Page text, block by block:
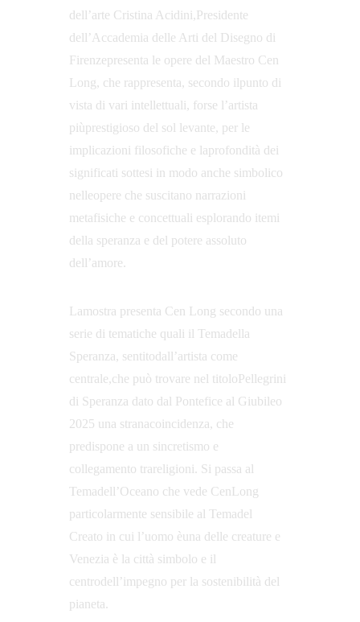
dell’arte Cristina Acidini,Presidente
dell’Accademia delle Arti del Disegno di
Firenzepresenta le opere del Maestro Cen
Long, che rappresenta, secondo ilpunto di
vista di vari intellettuali, forse l’artista
piùprestigioso del sol levante, per le
implicazioni filosofiche e laprofondità dei
significati sottesi in modo anche simbolico
nelleopere che suscitano narrazioni
metafisiche e concettuali esplorando itemi
della speranza e del potere assoluto
dell’amore.
Lamostra presenta Cen Long secondo una
serie di tematiche quali il Temadella
Speranza, sentitodall’artista come
centrale,che può trovare nel titoloPellegrini
di Speranza dato dal Pontefice al Giubileo
2025 una stranacoincidenza, che
predispone a un sincretismo e
collegamento trareligioni. Si passa al
Temadell’Oceano che vede CenLong
particolarmente sensibile al Temadel
Creato in cui l’uomo èuna delle creature e
Venezia è la città simbolo e il
centrodell’impegno per la sostenibilità del
pianeta.